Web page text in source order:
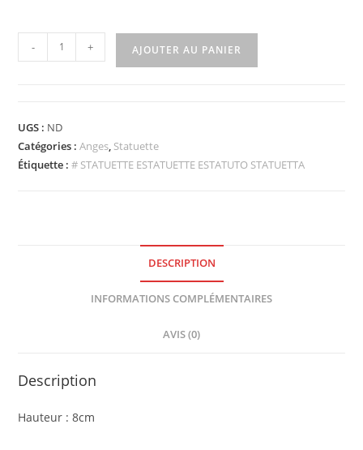
- + AJOUTER AU PANIER
UGS : ND
Catégories :Anges, Statuette
Étiquette :# STATUETTE ESTATUETTE ESTATUTO STATUETTA
DESCRIPTION
INFORMATIONS COMPLÉMENTAIRES
AVIS (0)
Description
Hauteur : 8cm